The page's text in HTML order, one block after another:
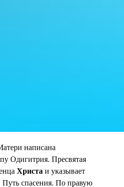
написана
Одигитрия. Пресвятая
Христа и указывает
спасения. По правую